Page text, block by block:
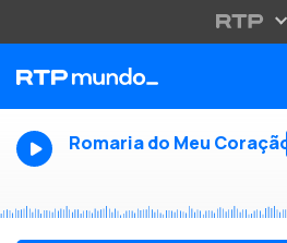
Romaria do Meu Coração